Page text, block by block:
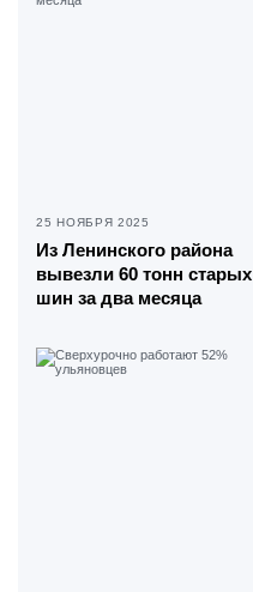
25 НОЯБРЯ 2025
Из Ленинского района
вывезли 60 тонн старых
шин за два месяца